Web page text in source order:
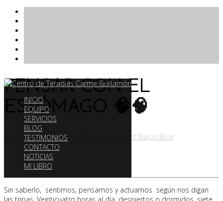
Saltar
contenido
INICIO
EQUIPO
SERVICIOS
BLOG
TESTIMONIOS
CONTACTO
NOTICIAS
MI LIBRO
PENSAR CON EL
ESTÓMAGO 🧠🧠
26 abril, 201826 abril, 2018 Jordi Guiamet NaicesBlog
Sin saberlo, sentimos, pensamos y actuamos según nos digan